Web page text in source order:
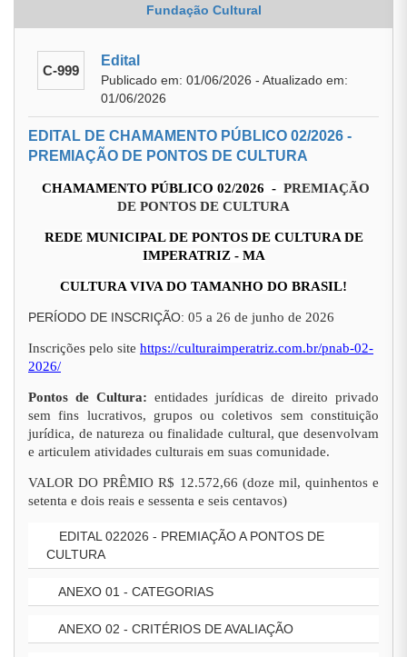
Fundação Cultural
C-999
Edital
Publicado em: 01/06/2026 - Atualizado em:
01/06/2026
EDITAL DE CHAMAMENTO PÚBLICO 02/2026 -
PREMIAÇÃO DE PONTOS DE CULTURA
CHAMAMENTO PÚBLICO 02/2026 - PREMIAÇÃO
DE PONTOS DE CULTURA
REDE MUNICIPAL DE PONTOS DE CULTURA DE
IMPERATRIZ - MA
CULTURA VIVA DO TAMANHO DO BRASIL!
PERÍODO DE INSCRIÇÃO: 05 a 26 de junho de 2026
Inscrições pelo site https://culturaimperatriz.com.br/pnab-02-
2026/
Pontos de Cultura: entidades jurídicas de direito privado
sem fins lucrativos, grupos ou coletivos sem constituição
jurídica, de natureza ou finalidade cultural, que desenvolvam
e articulem atividades culturais em suas comunidade.
VALOR DO PRÊMIO R$ 12.572,66 (doze mil, quinhentos e
setenta e dois reais e sessenta e seis centavos)
EDITAL 022026 - PREMIAÇÃO A PONTOS DE
CULTURA
ANEXO 01 - CATEGORIAS
ANEXO 02 - CRITÉRIOS DE AVALIAÇÃO